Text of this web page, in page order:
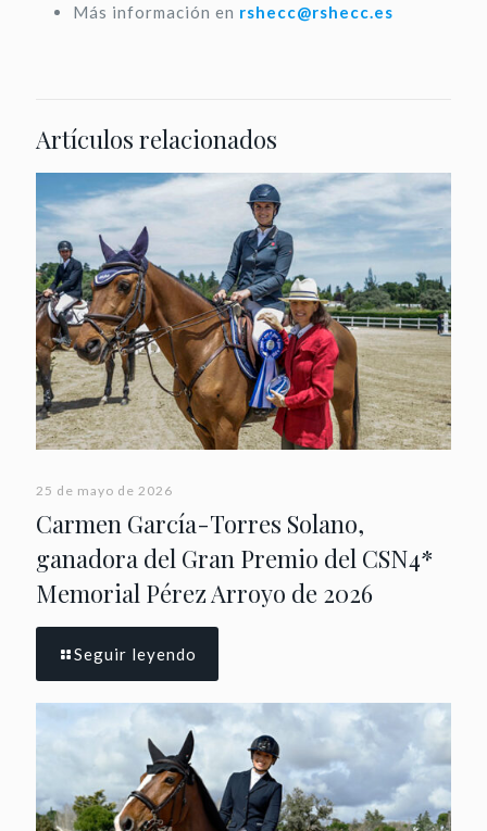
Más información en rshecc@rshecc.es
Artículos relacionados
25 de mayo de 2026
Carmen García-Torres Solano,
ganadora del Gran Premio del CSN4*
Memorial Pérez Arroyo de 2026
Seguir leyendo